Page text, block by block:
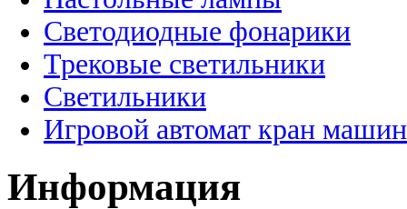
Светодиодные фонарики
Трековые светильники
Светильники
Игровой автомат кран
Информация